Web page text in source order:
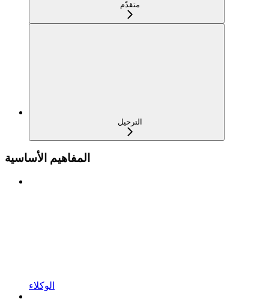
متقدّم
الترحيل
المفاهيم الأساسية
الوكلاء